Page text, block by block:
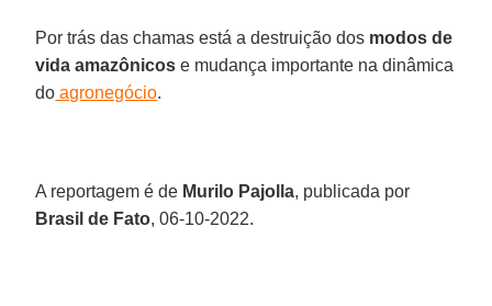
Por trás das chamas está a destruição dos modos de
vida amazônicos e mudança importante na dinâmica
do agronegócio.
A reportagem é de Murilo Pajolla, publicada por
Brasil de Fato, 06-10-2022.